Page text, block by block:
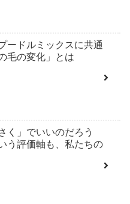
ードルミックスに共通
毛の変化」とは
く」でいいのだろう
う評価軸も、私たちの